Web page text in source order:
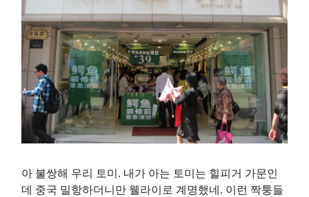
아 불쌍해 우리 토미. 내가 아는 토미는 힐피거 가문인
데 중국 밀항하더니만 웰라이로 계명했네. 이런 짝퉁들